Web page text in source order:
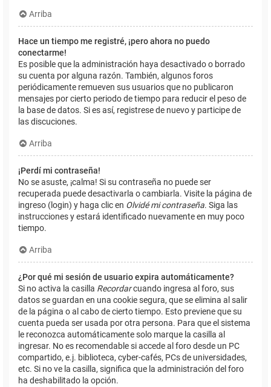
Arriba
Hace un tiempo me registré, ¡pero ahora no puedo
conectarme!
Es posible que la administración haya desactivado o borrado
su cuenta por alguna razón. También, algunos foros
periódicamente remueven sus usuarios que no publicaron
mensajes por cierto periodo de tiempo para reducir el peso de
la base de datos. Si es así, registrese de nuevo y participe de
las discuciones.
Arriba
¡Perdí mi contraseña!
No se asuste, ¡calma! Si su contraseña no puede ser
recuperada puede desactivarla o cambiarla. Visite la página de
ingreso (login) y haga clic en Olvidé mi contraseña. Siga las
instrucciones y estará identificado nuevamente en muy poco
tiempo.
Arriba
¿Por qué mi sesión de usuario expira automáticamente?
Si no activa la casilla Recordarcuando ingresa al foro, sus
datos se guardan en una cookie segura, que se elimina al salir
de la página o al cabo de cierto tiempo. Esto previene que su
cuenta pueda ser usada por otra persona. Para que el sistema
le reconozca automáticamente solo marque la casilla al
ingresar. No es recomendable si accede al foro desde un PC
compartido, e.j. biblioteca, cyber-cafés, PCs de universidades,
etc. Si no ve la casilla, significa que la administración del foro
ha deshabilitado la opción.